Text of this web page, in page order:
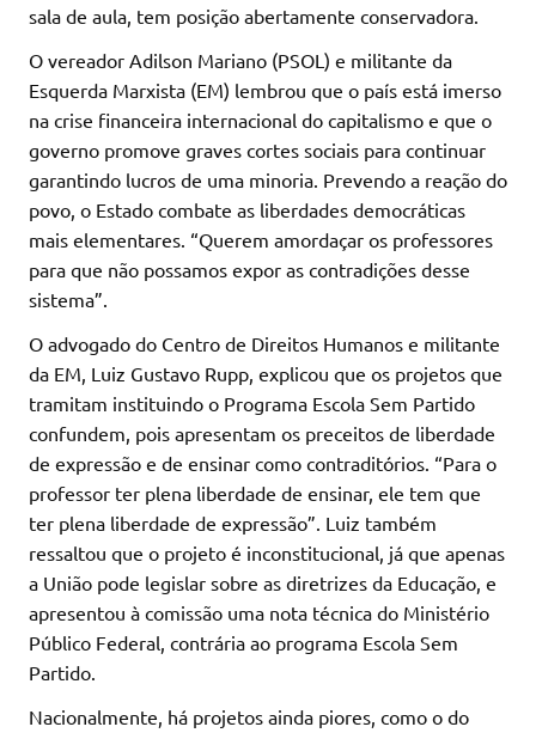
sala de aula, tem posição abertamente conservadora.
O vereador Adilson Mariano (PSOL) e militante da
Esquerda Marxista (EM) lembrou que o país está imerso
na crise financeira internacional do capitalismo e que o
governo promove graves cortes sociais para continuar
garantindo lucros de uma minoria. Prevendo a reação do
povo, o Estado combate as liberdades democráticas
mais elementares. “Querem amordaçar os professores
para que não possamos expor as contradições desse
sistema”.
O advogado do Centro de Direitos Humanos e militante
da EM, Luiz Gustavo Rupp, explicou que os projetos que
tramitam instituindo o Programa Escola Sem Partido
confundem, pois apresentam os preceitos de liberdade
de expressão e de ensinar como contraditórios. “Para o
professor ter plena liberdade de ensinar, ele tem que
ter plena liberdade de expressão”. Luiz também
ressaltou que o projeto é inconstitucional, já que apenas
a União pode legislar sobre as diretrizes da Educação, e
apresentou à comissão uma nota técnica do Ministério
Público Federal, contrária ao programa Escola Sem
Partido.
Nacionalmente, há projetos ainda piores, como o do